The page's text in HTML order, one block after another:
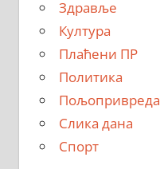
Здравље
Култура
Плаћени ПР
Политика
Пољопривреда
Слика дана
Спорт